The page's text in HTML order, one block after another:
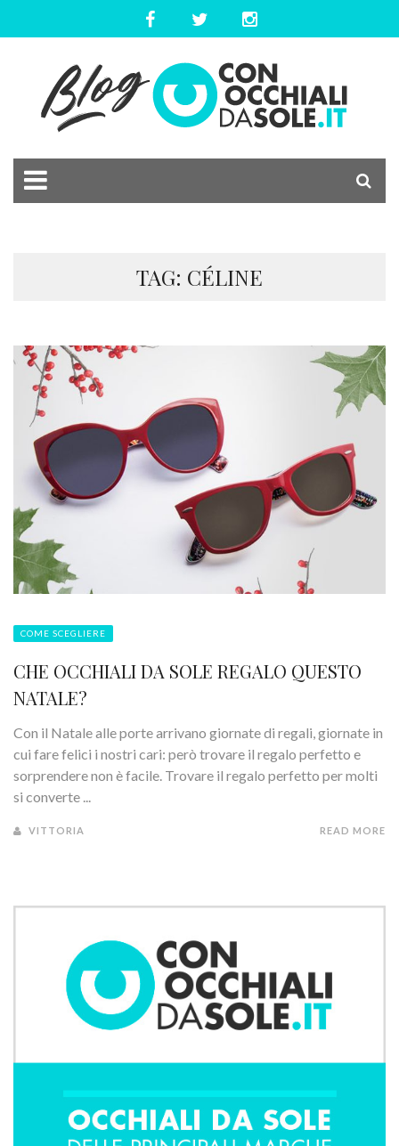
TAG: CÉLINE
COME SCEGLIERE
CHE OCCHIALI DA SOLE REGALO QUESTO
NATALE?
Con il Natale alle porte arrivano giornate di regali, giornate in
cui fare felici i nostri cari: però trovare il regalo perfetto e
sorprendere non è facile. Trovare il regalo perfetto per molti
si converte ...
VITTORIA READ MORE